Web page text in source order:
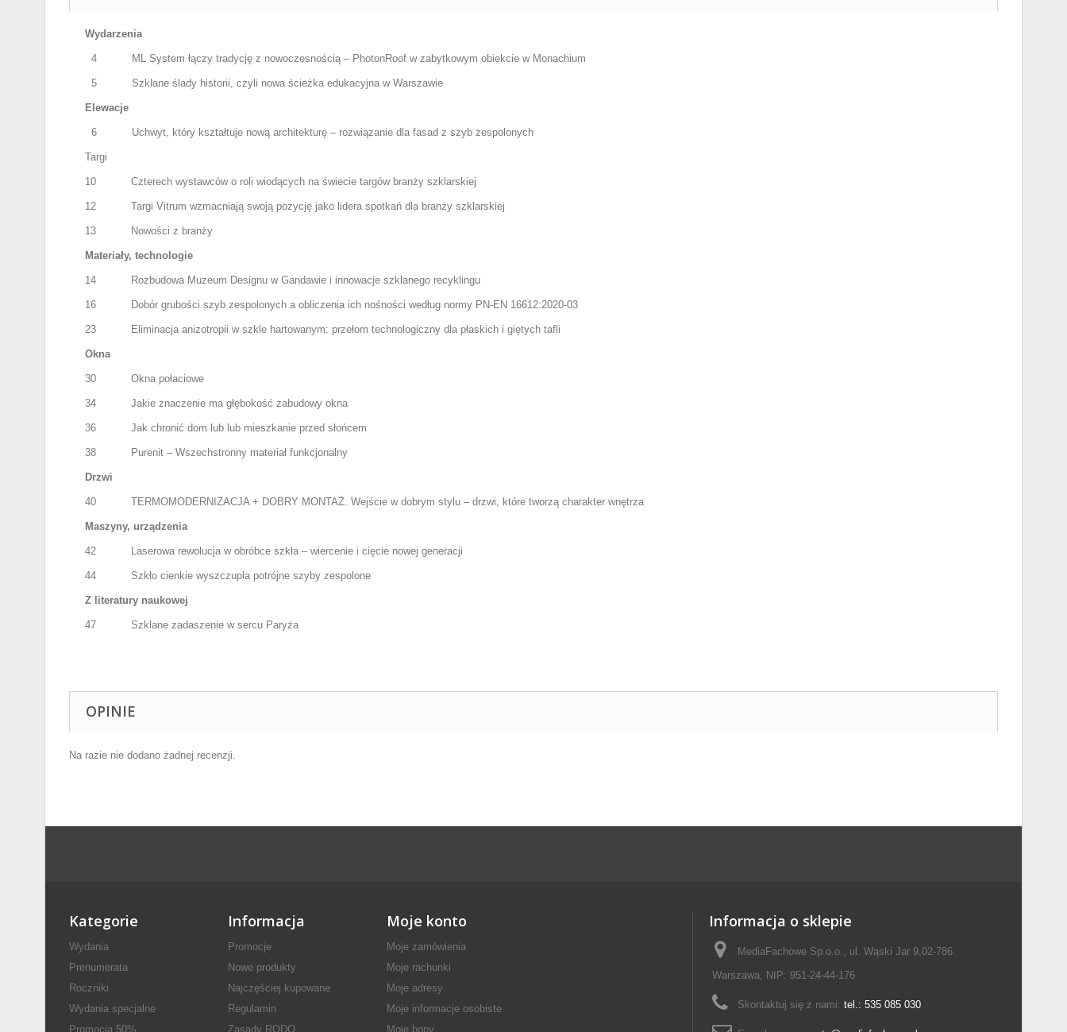
Wydarzenia
4 ML System łączy tradycję z nowoczesnością – PhotonRoof w zabytkowym obiekcie w Monachium
5 Szklane ślady historii, czyli nowa ścieżka edukacyjna w Warszawie
Elewacje
6 Uchwyt, który kształtuje nową architekturę – rozwiązanie dla fasad z szyb zespolonych
Targi
10 Czterech wystawców o roli wiodących na świecie targów branży szklarskiej
12 Targi Vitrum wzmacniają swoją pozycję jako lidera spotkań dla branży szklarskiej
13 Nowości z branży
Materiały, technologie
14 Rozbudowa Muzeum Designu w Gandawie i innowacje szklanego recyklingu
16 Dobór grubości szyb zespolonych a obliczenia ich nośności według normy PN-EN 16612:2020-03
23 Eliminacja anizotropii w szkle hartowanym: przełom technologiczny dla płaskich i giętych tafli
Okna
30 Okna połaciowe
34 Jakie znaczenie ma głębokość zabudowy okna
36 Jak chronić dom lub lub mieszkanie przed słońcem
38 Purenit – Wszechstronny materiał funkcjonalny
Drzwi
40 TERMOMODERNIZACJA + DOBRY MONTAŻ. Wejście w dobrym stylu – drzwi, które tworzą charakter wnętrza
Maszyny, urządzenia
42 Laserowa rewolucja w obróbce szkła – wiercenie i cięcie nowej generacji
44 Szkło cienkie wyszczupla potrójne szyby zespolone
Z literatury naukowej
47 Szklane zadaszenie w sercu Paryża
OPINIE
Na razie nie dodano żadnej recenzji.
Kategorie
Wydania
Prenumerata
Roczniki
Wydania specjalne
Promocja 50%
Informacja
Promocje
Nowe produkty
Najczęściej kupowane
Regulamin
Zasady RODO
Moje konto
Moje zamówienia
Moje rachunki
Moje adresy
Moje informacje osobiste
Moje bony
Informacja o sklepie
MediaFachowe Sp.o.o., ul. Wąski Jar 9,02-786
Warszawa, NIP: 951-24-44-176
Skontaktuj się z nami: tel.: 535 085 030